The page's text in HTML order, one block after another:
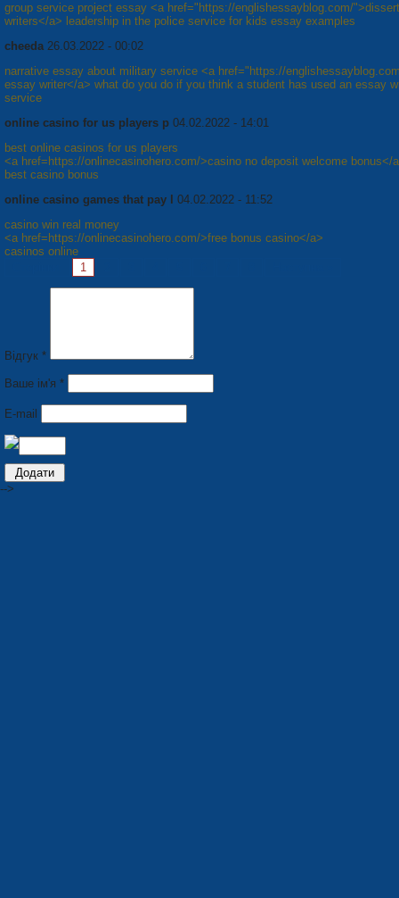
group service project essay <a href="https://englishessayblog.com/
writers</a> leadership in the police service for kids essay examples
cheeda 26.03.2022 - 00:02
narrative essay about military service <a href="https://
essay writer</a> what do you do if you think a student has used an essay
service
online casino for us players p 04.02.2022 - 14:01
best online casinos for us players
<a href=https://onlinecasinohero.com/>casino no deposit welcome bonus</
best casino bonus
online casino games that pay l
04.02.2022 - 11:52
casino win real money
<a href=https://onlinecasinohero.com/>free bonus casino</a>
casinos online
1
Відгук *
Ваше ім'я *
E-mail
-->